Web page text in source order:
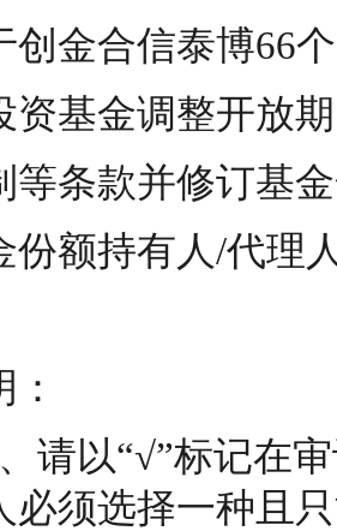
创金合信泰博66
资基金调整开放
等条款并修订基
份额持有人/代理
必须选择一种且